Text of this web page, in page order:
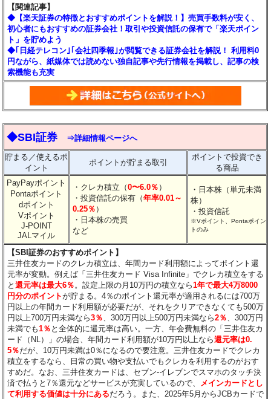
【関連記事】
◆【楽天証券の特徴とおすすめポイントを解説！】売買手数料が安く、
初心者にもおすすめの証券会社！取引や投資信託の保有で「楽天ポイン
ト」を貯めよう
◆｢日経テレコン｣｢会社四季報｣が閲覧できる証券会社を解説！ 利用料0
円ながら、紙媒体では読めない独自記事や先行情報を掲載し、記事の検
索機能も充実
◆SBI証券 ⇒詳細情報ページへ
貯まる／使えるポ
イント
ポイントが貯まる取引
ポイントで投資でき
る商品
PayPayポイント
Pontaポイント
dポイント
Vポイント
J-POINT
JALマイル
・クレカ積立（0〜6.0％ ）
・投資信託の保有（年率0.01～
0.25％ ）
・日本株の売買
など
・日本株（単元未満
株）
・投資信託
※Vポイント、Pontaポイン
トのみ
【SBI証券のおすすめポイント】
三井住友カードのクレカ積立は、年間カード利用額によってポイント還
元率が変動。例えば「三井住友カード Visa Infinite」でクレカ積立をする
と還元率は最大6％ 。設定上限の月10万円の積立なら1年で最大4万8000
円分のポイントが貯まる。4％のポイント還元率が適用されるには700万
円以上の年間カード利用額が必要だが、それをクリアできなくても500万
円以上700万円未満なら3％ 、300万円以上500万円未満なら2％ 、300万円
未満でも1％ と全体的に還元率は高い。一方、年会費無料の「三井住友カ
ード（NL）」の場合、年間カード利用額が10万円以上なら還元率は0.
5％だが、10万円未満は0％になるので要注意。三井住友カードでクレカ
積立をするなら、日常の買い物や支払いでもクレカを利用するのがおす
すめだ。なお、三井住友カードは、セブン‐イレブンでスマホのタッチ決
済で払うと7％還元などサービスが充実しているので、
メインカードとし
て利用する価値は十分にあるだろう。また、2025年5月からJCBカードで